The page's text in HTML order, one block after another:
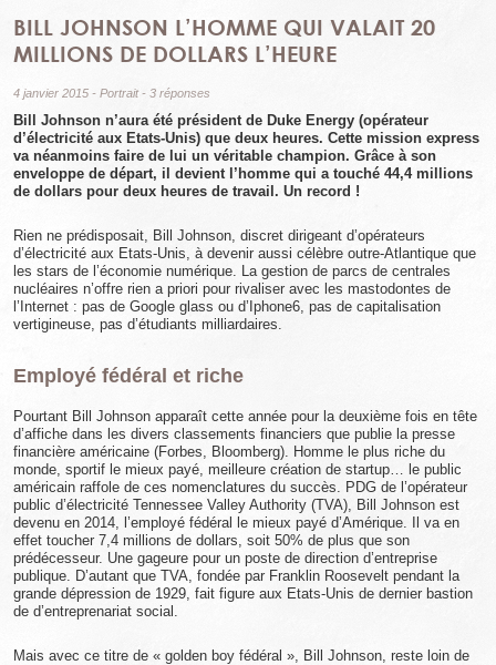
BILL JOHNSON L’HOMME QUI VALAIT 20
MILLIONS DE DOLLARS L’HEURE
4 janvier 2015 - Portrait- 3 réponses
Bill Johnson n’aura été président de Duke Energy (opérateur
d’électricité aux Etats-Unis) que deux heures. Cette mission express
va néanmoins faire de lui un véritable champion. Grâce à son
enveloppe de départ, il devient l’homme qui a touché 44,4 millions
de dollars pour deux heures de travail. Un record !
Rien ne prédisposait, Bill Johnson, discret dirigeant d’opérateurs
d’électricité aux Etats-Unis, à devenir aussi célèbre outre-Atlantique que
les stars de l’économie numérique. La gestion de parcs de centrales
nucléaires n’offre rien a priori pour rivaliser avec les mastodontes de
l’Internet : pas de Google glass ou d’Iphone6, pas de capitalisation
vertigineuse, pas d’étudiants milliardaires.
Employé fédéral et riche
Pourtant Bill Johnson apparaît cette année pour la deuxième fois en tête
d’affiche dans les divers classements financiers que publie la presse
financière américaine (Forbes, Bloomberg). Homme le plus riche du
monde, sportif le mieux payé, meilleure création de startup… le public
américain raffole de ces nomenclatures du succès. PDG de l’opérateur
public d’électricité Tennessee Valley Authority (TVA), Bill Johnson est
devenu en 2014, l’employé fédéral le mieux payé d’Amérique. Il va en
effet toucher 7,4 millions de dollars, soit 50% de plus que son
prédécesseur. Une gageure pour un poste de direction d’entreprise
publique. D’autant que TVA, fondée par Franklin Roosevelt pendant la
grande dépression de 1929, fait figure aux Etats-Unis de dernier bastion
de d’entreprenariat social.
Mais avec ce titre de « golden boy fédéral », Bill Johnson, reste loin de